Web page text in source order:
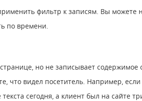
фильтр к записям. Вы можете
по времени.
но не записывает
что видел посетитель. Например,
сегодня, а клиент был на сайте